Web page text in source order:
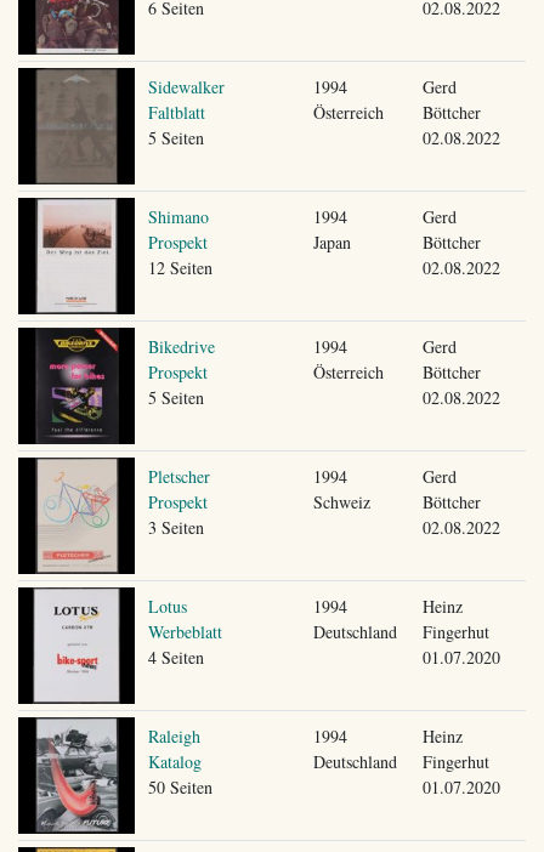
6 Seiten
02.08.2022
Sidewalker
Faltblatt
5 Seiten
1994
Österreich
Gerd
Böttcher
02.08.2022
Shimano
Prospekt
12 Seiten
1994
Japan
Gerd
Böttcher
02.08.2022
Bikedrive
Prospekt
5 Seiten
1994
Österreich
Gerd
Böttcher
02.08.2022
Pletscher
Prospekt
3 Seiten
1994
Schweiz
Gerd
Böttcher
02.08.2022
Lotus
Werbeblatt
4 Seiten
1994
Deutschland
Heinz
Fingerhut
01.07.2020
Raleigh
Katalog
50 Seiten
1994
Deutschland
Heinz
Fingerhut
01.07.2020